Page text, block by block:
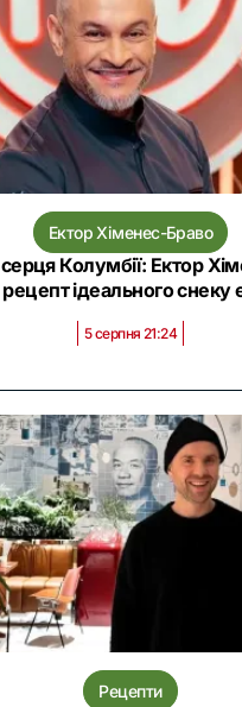
Ектор Хіменес-Браво
Колумбії: Ектор
ідеального
5 серпня 21:24
Рецепти